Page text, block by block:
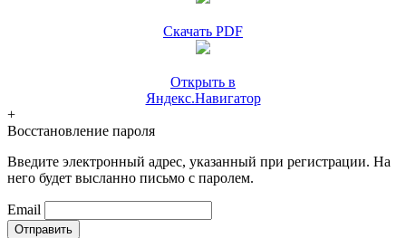
Скачать PDF
Открыть в
Яндекс.Навигатор
+
Восстановление пароля
Введите электронный адрес, указанный при регистрации. На
него будет высланно письмо с паролем.
Email